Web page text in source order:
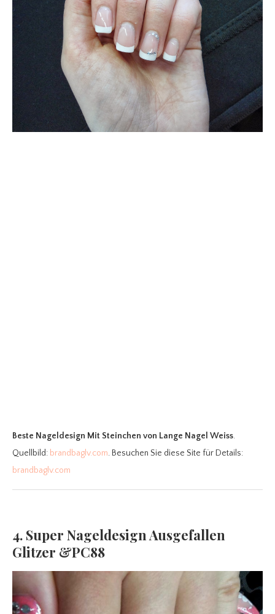
Beste Nageldesign Mit Steinchen von Lange Nagel Weiss.
Quellbild: brandbaglv.com. Besuchen Sie diese Site für Details:
brandbaglv.com
4. Super Nageldesign Ausgefallen
Glitzer &PC88